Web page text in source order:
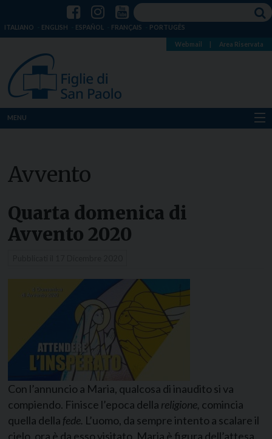
ITALIANO ENGLISH ESPAÑOL FRANÇAIS PORTUGÊS
Webmail Area Riservata
MENU
Dove siamo
Risorse
Avvento
Quarta domenica di
Avvento 2020
Con l’annuncio a Maria, qualcosa di inaudito si va
compiendo. Finisce l’epoca della religione, comincia
quella della fede. L’uomo, da sempre intento a scalare il
cielo, ora è da esso visitato. Maria è figura dell’attesa